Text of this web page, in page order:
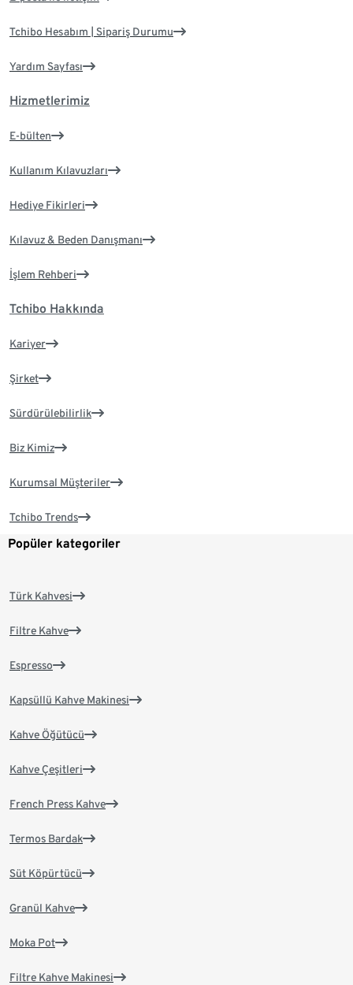
Tchibo Hesabım | Sipariş Durumu
Yardım Sayfası
Hizmetlerimiz
E-bülten
Kullanım Kılavuzları
Hediye Fikirleri
Kılavuz & Beden Danışmanı
İşlem Rehberi
Tchibo Hakkında
Kariyer
Şirket
Sürdürülebilirlik
Biz Kimiz
Kurumsal Müşteriler
Tchibo Trends
Popüler kategoriler
Türk Kahvesi
Filtre Kahve
Espresso
Kapsüllü Kahve Makinesi
Kahve Öğütücü
Kahve Çeşitleri
French Press Kahve
Termos Bardak
Süt Köpürtücü
Granül Kahve
Moka Pot
Filtre Kahve Makinesi